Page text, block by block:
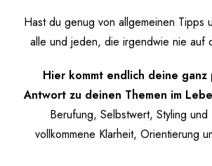
Hast du genug von allgemeinen Tipps
alle und jeden, die irgendwie nie auf
Hier kommt endlich deine ganz
Antwort zu deinen Themen im
Berufung, Selbstwert, Styling und
vollkommene Klarheit, Orientierung